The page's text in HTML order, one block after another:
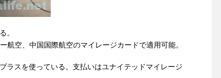
。
航空、中国国際航空のマイレージカードで適用可能。
ラスを使っている。支払いはユナイテッドマイレージ